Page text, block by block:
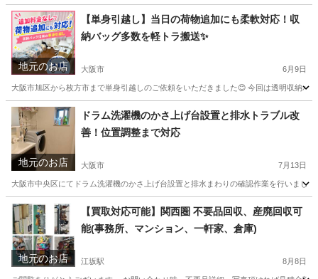
大阪 大阪市 風呂掃除 お客様
地元のお店
【単身引越し】当日の荷物追加にも柔軟対応！収
納バッグ多数を軽トラ搬送✨
大阪市 6月9日
大阪市旭区から枚方市まで単身引越しのご依頼をいただきました😊 今回は透明収納
大阪 大阪市 引っ越し 単身引越し
地元のお店
ドラム洗濯機のかさ上げ台設置と排水トラブル改
善！位置調整まで対応
大阪市 7月13日
大阪市中央区にてドラム洗濯機のかさ上げ台設置と排水まわりの確認作業を行いまし
大阪 大阪市 運搬代行
地元のお店
【買取対応可能】関西圏 不要品回収、産廃回収可
能(事務所、マンション、一軒家、倉庫)
江坂駅 8月8日